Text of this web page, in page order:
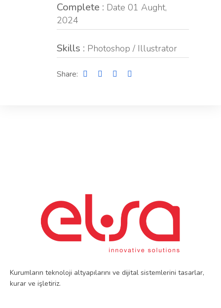
Complete : Date 01 Aught,
2024
Skills : Photoshop / Illustrator
Share:
Kurumların teknoloji altyapılarını ve dijital sistemlerini tasarlar,
kurar ve işletiriz.